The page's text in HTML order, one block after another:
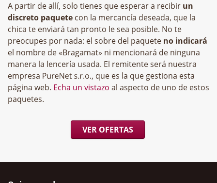
A partir de allí, solo tienes que esperar a recibir un
discreto paquete con la mercancía deseada, que la
chica te enviará tan pronto le sea posible. No te
preocupes por nada: el sobre del paquete no indicará
el nombre de «Bragamat» ni mencionará de ninguna
manera la lencería usada. El remitente será nuestra
empresa
, que es la que gestiona esta
página web. Echa un vistazo al aspecto de uno de estos
paquetes.
VER OFERTAS